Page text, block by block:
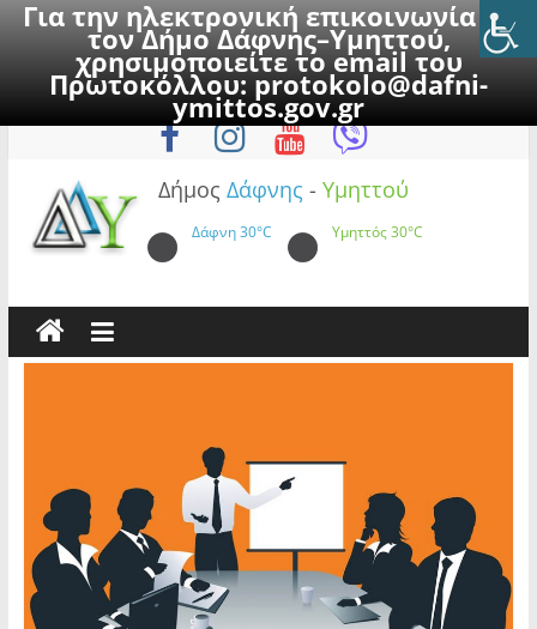
Για την ηλεκτρονική επικοινωνία με
τον Δήμο Δάφνης–Υμηττού,
χρησιμοποιείτε το email του
Πρωτοκόλλου:protokolo@dafni-
ymittos.gov.gr
to
Παρασκευή, 7 Αυγούστου 2026
Δήμος Δάφνης - Υμηττού
Δάφνη30°C Υμηττός30°C